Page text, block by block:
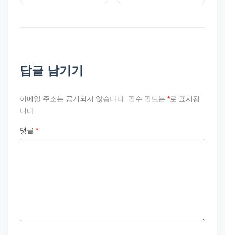
답글 남기기
이메일 주소는 공개되지 않습니다. 필수 필드는 *로 표시됩
니다
댓글 *